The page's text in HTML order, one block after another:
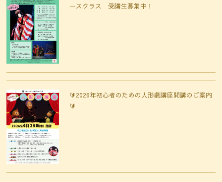
ースクラス 受講生募集中！
🔰2026年初心者のための人形劇講座開講のご案内
🔰